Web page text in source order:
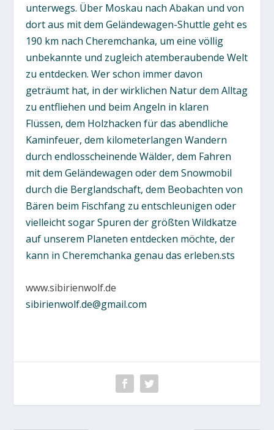
unterwegs. Über Moskau nach Abakan und von
dort aus mit dem Geländewagen-Shuttle geht es
190 km nach Cheremchanka, um eine völlig
unbekannte und zugleich atemberaubende Welt
zu entdecken. Wer schon immer davon
geträumt hat, in der wirklichen Natur dem Alltag
zu entfliehen und beim Angeln in klaren
Flüssen, dem Holzhacken für das abendliche
Kaminfeuer, dem kilometerlangen Wandern
durch endlosscheinende Wälder, dem Fahren
mit dem Geländewagen oder dem Snowmobil
durch die Berglandschaft, dem Beobachten von
Bären beim Fischfang zu entschleunigen oder
vielleicht sogar Spuren der größten Wildkatze
auf unserem Planeten entdecken möchte, der
kann in Cheremchanka genau das erleben.sts
www.sibirienwolf.de
sibirienwolf.de@gmail.com